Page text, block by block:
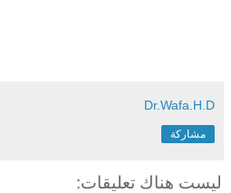
Dr.Wafa.H.D
مشاركة
ليست هناك تعليقات: